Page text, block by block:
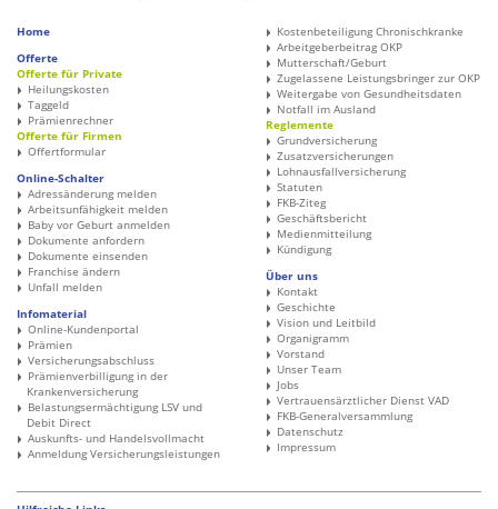
Home
Offerte
Offerte für Private
Heilungskosten
Taggeld
Prämienrechner
Offerte für Firmen
Offertformular
Online-Schalter
Adressänderung melden
Arbeitsunfähigkeit melden
Baby vor Geburt anmelden
Dokumente anfordern
Dokumente einsenden
Franchise ändern
Unfall melden
Infomaterial
Online-Kundenportal
Prämien
Versicherungsabschluss
Prämienverbilligung in der
Krankenversicherung
Belastungsermächtigung LSV und
Debit Direct
Auskunfts- und Handelsvollmacht
Anmeldung Versicherungsleistungen
Kostenbeteiligung Chronischkranke
Arbeitgeberbeitrag OKP
Mutterschaft/Geburt
Zugelassene Leistungsbringer zur OKP
Weitergabe von Gesundheitsdaten
Notfall im Ausland
Reglemente
Grundversicherung
Zusatzversicherungen
Lohnausfallversicherung
Statuten
FKB-Ziteg
Geschäftsbericht
Medienmitteilung
Kündigung
Über uns
Kontakt
Geschichte
Vision und Leitbild
Organigramm
Vorstand
Unser Team
Jobs
Vertrauensärztlicher Dienst VAD
FKB-Generalversammlung
Datenschutz
Impressum